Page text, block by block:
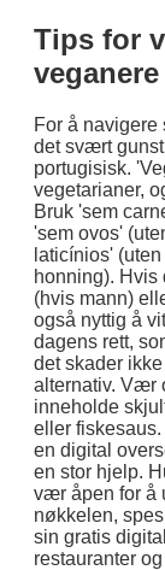
Tips for
For å navigere
det svært
portugisisk.
vegetarianer,
Bruk 'sem
'sem ovos'
laticínios'
honning). Hvis
(hvis mann)
også nyttig å
dagens rett,
det skader
alternativ. Vær
inneholde
eller
en digital
en stor hjelp.
vær åpen for å
nøkkelen,
sin gratis
restauranter